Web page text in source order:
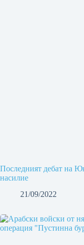
Последният дебат на
насилие
21/09/2022